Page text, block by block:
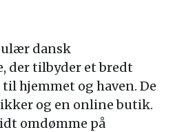
dansk
der tilbyder et bredt
hjemmet og haven. De
og en online butik.
omdømme på